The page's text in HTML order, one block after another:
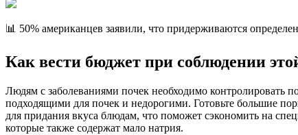
📊 50% американцев заявили, что придерживаются
Как вести бюджет при соблюдении
Людям с заболеваниями почек необходимо контролировать
подходящими для почек и недорогими. Готовьте большие
для придания вкуса блюдам, что поможет сэкономить на
которые также содержат мало натрия.